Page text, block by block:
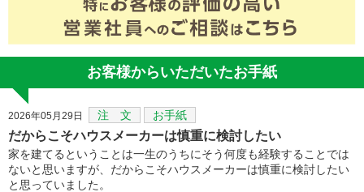
お客様からいただいたお手紙
2026年05月29日 注 文 お手紙
だからこそハウスメーカーは慎重に検討したい
家を建てるということは一生のうちにそう何度も経験することでは
ないと思いますが、だからこそハウスメーカーは慎重に検討したい
と思っていました。